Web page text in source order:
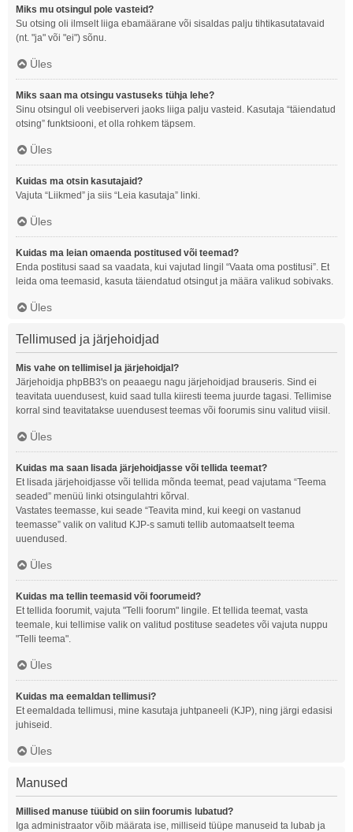
Miks mu otsingul pole vasteid?
Su otsing oli ilmselt liiga ebamäärane või sisaldas palju tihtikasutatavaid
(nt. "ja" või "ei") sõnu.
Üles
Miks saan ma otsingu vastuseks tühja lehe?
Sinu otsingul oli veebiserveri jaoks liiga palju vasteid. Kasutaja “täiendatud
otsing” funktsiooni, et olla rohkem täpsem.
Üles
Kuidas ma otsin kasutajaid?
Vajuta “Liikmed” ja siis “Leia kasutaja” linki.
Üles
Kuidas ma leian omaenda postitused või teemad?
Enda postitusi saad sa vaadata, kui vajutad lingil “Vaata oma postitusi”. Et
leida oma teemasid, kasuta täiendatud otsingut ja määra valikud sobivaks.
Üles
Tellimused ja järjehoidjad
Mis vahe on tellimisel ja järjehoidjal?
Järjehoidja phpBB3's on peaaegu nagu järjehoidjad brauseris. Sind ei
teavitata uuendusest, kuid saad tulla kiiresti teema juurde tagasi. Tellimise
korral sind teavitatakse uuendusest teemas või foorumis sinu valitud viisil.
Üles
Kuidas ma saan lisada järjehoidjasse või tellida teemat?
Et lisada järjehoidjasse või tellida mõnda teemat, pead vajutama “Teema
seaded” menüü linki otsingulahtri kõrval.
Vastates teemasse, kui seade “Teavita mind, kui keegi on vastanud
teemasse” valik on valitud KJP-s samuti tellib automaatselt teema
uuendused.
Üles
Kuidas ma tellin teemasid või foorumeid?
Et tellida foorumit, vajuta "Telli foorum" lingile. Et tellida teemat, vasta
teemale, kui tellimise valik on valitud postituse seadetes või vajuta nuppu
"Telli teema".
Üles
Kuidas ma eemaldan tellimusi?
Et eemaldada tellimusi, mine kasutaja juhtpaneeli (KJP), ning järgi edasisi
juhiseid.
Üles
Manused
Millised manuse tüübid on siin foorumis lubatud?
Iga administraator võib määrata ise, milliseid tüüpe manuseid ta lubab ja